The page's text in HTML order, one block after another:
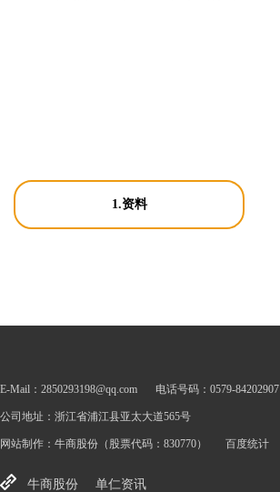
1.资料
E-Mail：2850293198@qq.com 电话号码：0579-84202907
公司地址：浙江省浦江县亚太大道565号
网站制作： 牛商股份 （股票代码：830770） 百度统计
牛商股份 单仁资讯